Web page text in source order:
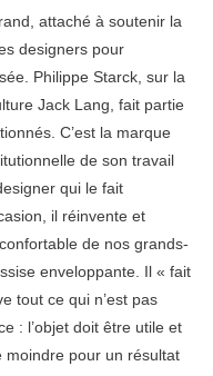
attaché à soutenir la
designers pour
Philippe Starck, sur la
Jack Lang, fait partie
C’est la marque
de son travail
qui le fait
il réinvente et
de nos grands-
enveloppante. Il « fait
tout ce qui n’est pas
: l’objet doit être utile et
moindre pour un résultat